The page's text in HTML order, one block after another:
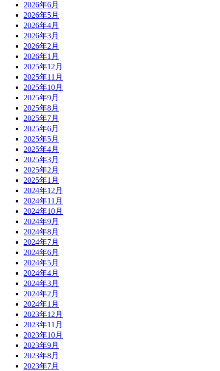
2026年6月
2026年5月
2026年4月
2026年3月
2026年2月
2026年1月
2025年12月
2025年11月
2025年10月
2025年9月
2025年8月
2025年7月
2025年6月
2025年5月
2025年4月
2025年3月
2025年2月
2025年1月
2024年12月
2024年11月
2024年10月
2024年9月
2024年8月
2024年7月
2024年6月
2024年5月
2024年4月
2024年3月
2024年2月
2024年1月
2023年12月
2023年11月
2023年10月
2023年9月
2023年8月
2023年7月